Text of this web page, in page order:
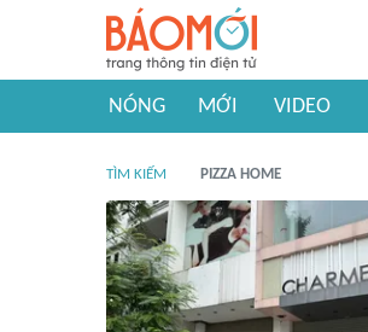
NÓNG MỚI VIDEO
TÌM KIẾM PIZZA HOME